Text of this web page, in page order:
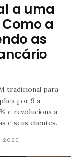
a uma
a
as
tradicional para
por 9 a
e revoluciona a
e seus clientes.
2025